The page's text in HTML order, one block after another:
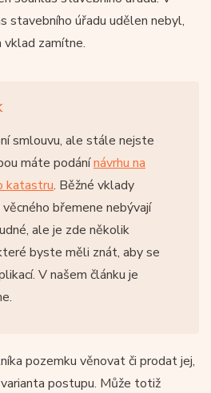
stavebního úřadu udělen nebyl,
vklad zamítne.
smlouvu, ale stále nejste
máte podánínávrhu na
katastru. Běžné vklady
břemene nebývají
ale je zde několik
byste měli znát, aby se
V našem článku je
pozemku věnovat či prodat jej,
postupu. Může totiž